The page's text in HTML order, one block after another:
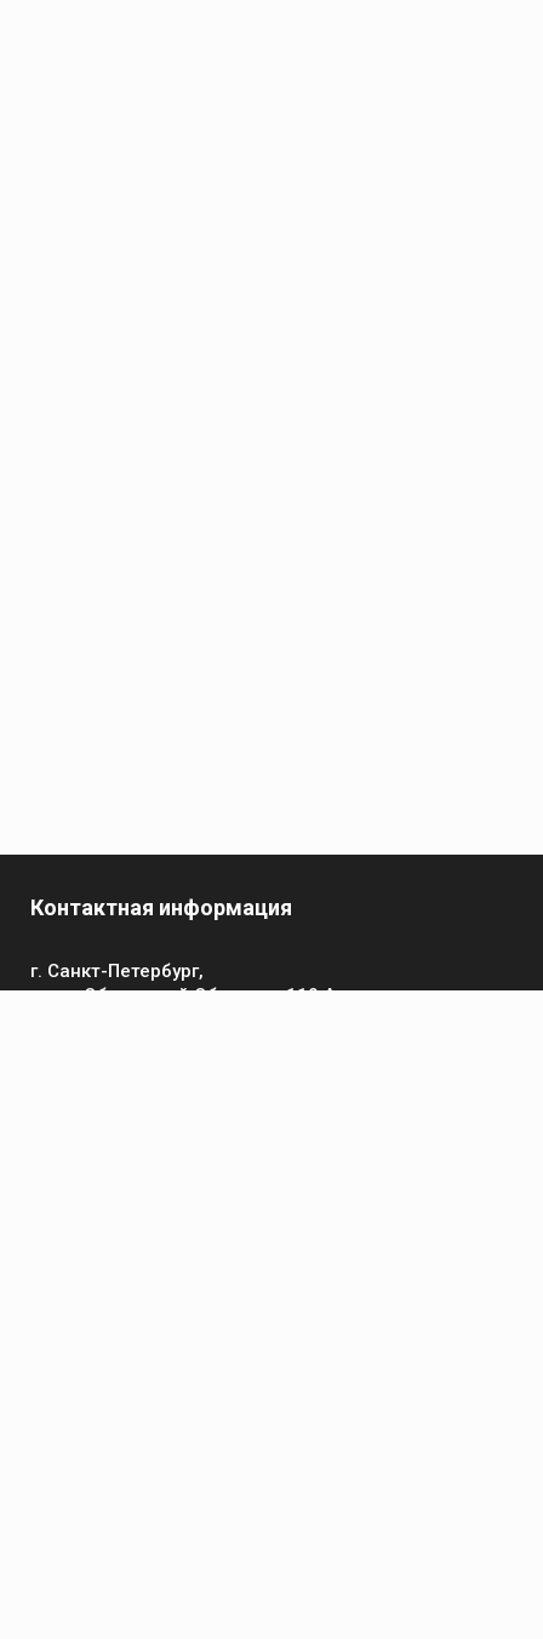
Контактная информация
г. Санкт-Петербург,
пр-кт Обуховской Обороны, 119 А